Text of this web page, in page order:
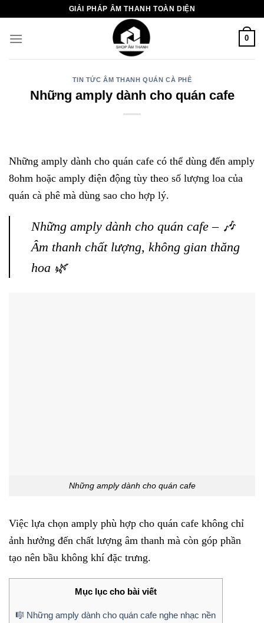
nội
GIẢI PHÁP ÂM THANH TOÀN DIỆN
0
TIN TỨC ÂM THANH QUÁN CÀ PHÊ
Những amply dành cho quán cafe
Những amply dành cho quán cafe có thể dùng đến amply
8ohm hoặc amply điện động tùy theo số lượng loa của
quán cà phê mà dùng sao cho hợp lý.
Những amply dành cho quán cafe – 🎶
Âm thanh chất lượng, không gian thăng
hoa 🌿
Những amply dành cho quán cafe
Việc lựa chọn amply phù hợp cho quán cafe không chỉ
ảnh hưởng đến chất lượng âm thanh mà còn góp phần
tạo nên bầu không khí đặc trưng.
Mục lục cho bài viết
🎼 Những amply dành cho quán cafe nghe nhạc nền